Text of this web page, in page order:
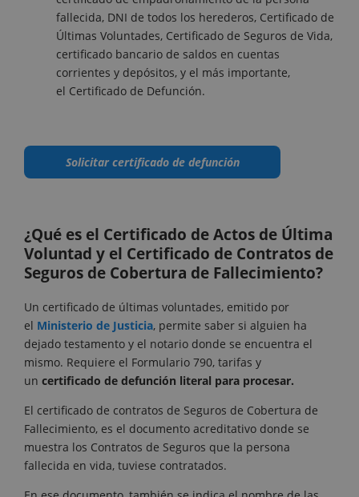
fallecida, DNI de todos los herederos, Certificado de
Últimas Voluntades, Certificado de Seguros de Vida,
certificado bancario de saldos en cuentas
corrientes y depósitos, y el más importante,
el Certificado de Defunción.
Solicitar certificado de defunción
¿Qué es el Certificado de Actos de Última
Voluntad y el Certificado de Contratos de
Seguros de Cobertura de Fallecimiento?
Un certificado de últimas voluntades, emitido por
el Ministerio de Justicia, permite saber si alguien ha
dejado testamento y el notario donde se encuentra el
mismo. Requiere el Formulario 790, tarifas y
un certificado de defunción literal para procesar.
El certificado de contratos de Seguros de Cobertura de
Fallecimiento, es el documento acreditativo donde se
muestra los Contratos de Seguros que la persona
fallecida en vida, tuviese contratados.